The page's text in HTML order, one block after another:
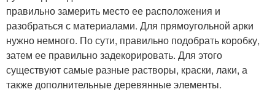
правильно замерить место ее расположения и
разобраться с материалами. Для прямоугольной арки
нужно немного. По сути, правильно подобрать коробку,
затем ее правильно задекорировать. Для этого
существуют самые разные растворы, краски, лаки, а
также дополнительные деревянные элементы.